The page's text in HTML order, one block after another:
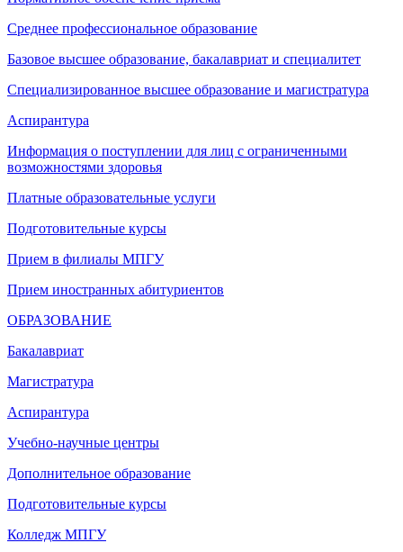
Среднее профессиональное образование
Базовое высшее образование, бакалавриат и специалитет
Специализированное высшее образование и магистратура
Аспирантура
Информация о поступлении для лиц с ограниченными
возможностями здоровья
Платные образовательные услуги
Подготовительные курсы
Прием в филиалы МПГУ
Прием иностранных абитуриентов
ОБРАЗОВАНИЕ
Бакалавриат
Магистратура
Аспирантура
Учебно-научные центры
Дополнительное образование
Подготовительные курсы
Колледж МПГУ